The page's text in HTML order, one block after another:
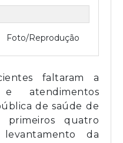
Foto/Reprodução
faltaram a
atendimentos
de saúde de
quatro
da